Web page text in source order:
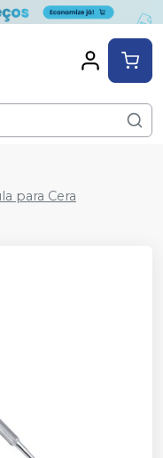
para Cera